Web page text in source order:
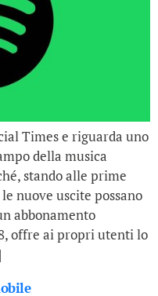
Times e riguarda uno
della musica
stando alle prime
nuove uscite possano
abbonamento
offre ai propri utenti lo